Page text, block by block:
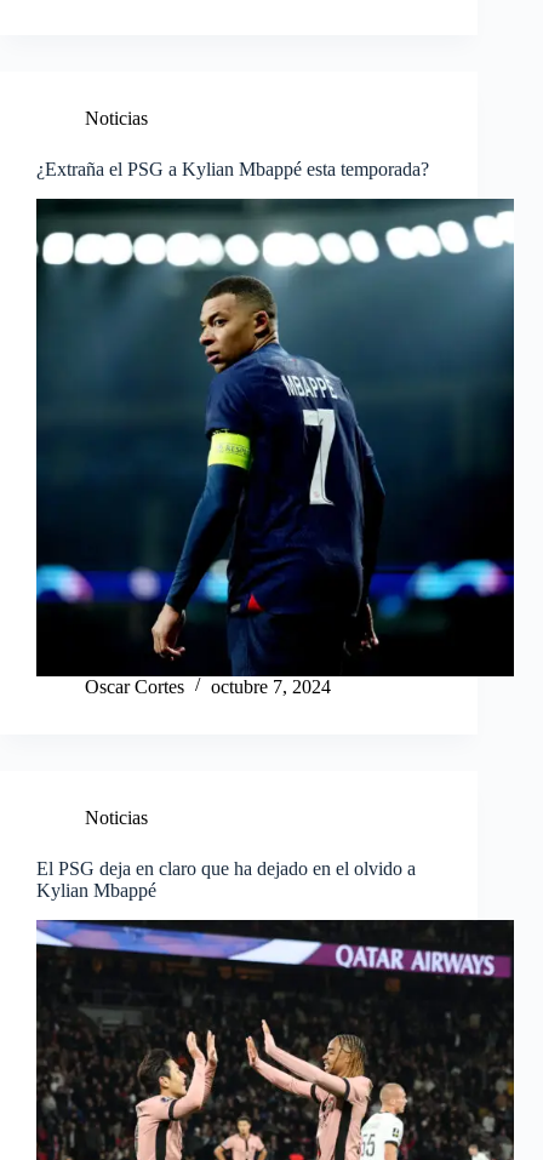
Noticias
¿Extraña el PSG a Kylian Mbappé esta temporada?
Oscar Cortes octubre 7, 2024
Noticias
El PSG deja en claro que ha dejado en el olvido a
Kylian Mbappé